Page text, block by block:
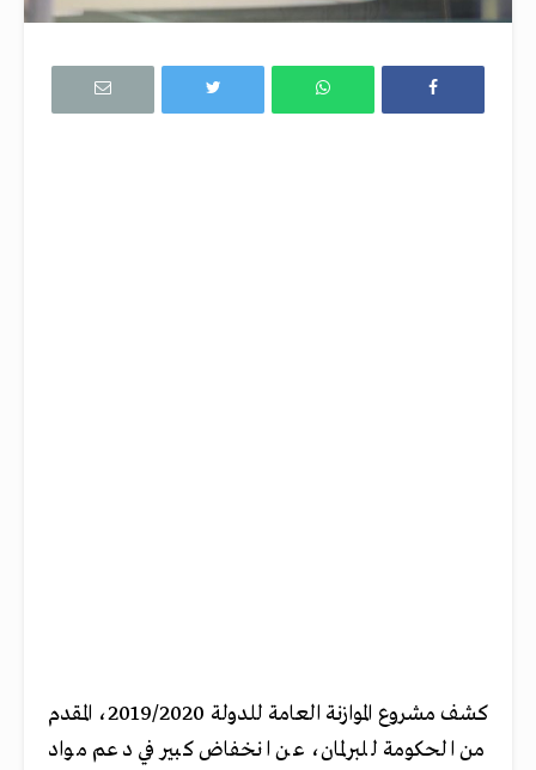
كشف مشروع الموازنة العامة للدولة 2019/2020، المقدم
من الحكومة للبرلمان، عن انخفاض كبير في دعم مواد